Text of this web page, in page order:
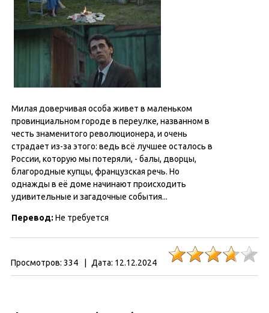
Милая доверчивая особа живет в маленьком
провинциальном городе в переулке, названном в
честь знаменитого революционера, и очень
страдает из-за этого: ведь всё лучшее осталось в
России, которую мы потеряли, - балы, дворцы,
благородные купцы, французская речь. Но
однажды в её доме начинают происходить
удивительные и загадочные события...
Перевод: Не требуется
Просмотров: 334 Дата: 12.12.2024